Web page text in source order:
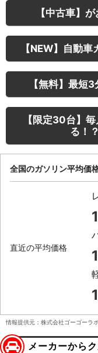
【中古車】
【NEW】自動
【無料】最短
【限定30台】
る！
全国のガソリン平均価
直近の平均価格
情報提供元：株式会社ゴーゴーラ
メーカーから